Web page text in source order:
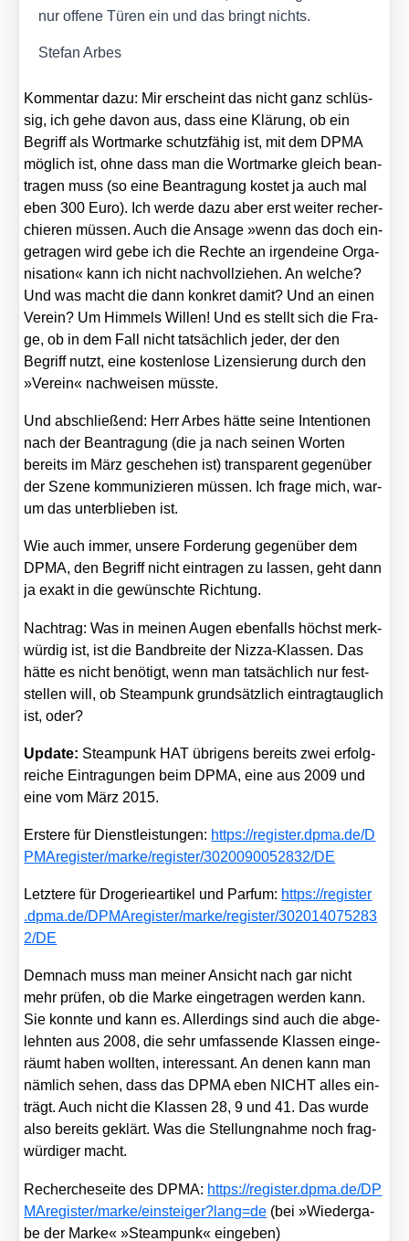
nur offe­ne Türen ein und das bringt nichts.
Ste­fan Arbes
Kom­men­tar dazu: Mir erscheint das nicht ganz schlüs­
sig, ich gehe davon aus, dass eine Klä­rung, ob ein
Begriff als Wort­mar­ke schutz­fä­hig ist, mit dem DPMA
mög­lich ist, ohne dass man die Wort­mar­ke gleich bean­
tra­gen muss (so eine Bean­tra­gung kos­tet ja auch mal
eben 300 Euro). Ich wer­de dazu aber erst wei­ter recher­
chie­ren müs­sen. Auch die Ansa­ge »wenn das doch ein­
ge­tra­gen wird gebe ich die Rech­te an irgend­ei­ne Orga­
ni­sa­ti­on« kann ich nicht nach­voll­zie­hen. An wel­che?
Und was macht die dann kon­kret damit? Und an einen
Ver­ein? Um Him­mels Wil­len! Und es stellt sich die Fra­
ge, ob in dem Fall nicht tat­säch­lich jeder, der den
Begriff nutzt, eine kos­ten­lo­se Lizen­sie­rung durch den
»Ver­ein« nach­wei­sen müss­te.
Und abschlie­ßend: Herr Arbes hät­te sei­ne Inten­tio­nen
nach der Bean­tra­gung (die ja nach sei­nen Wor­ten
bereits im März gesche­hen ist) trans­pa­rent gegen­über
der Sze­ne kom­mu­ni­zie­ren müs­sen. Ich fra­ge mich, war­
um das unter­blie­ben ist.
Wie auch immer, unse­re For­de­rung gegen­über dem
DPMA, den Begriff nicht ein­tra­gen zu las­sen, geht dann
ja exakt in die gewünsch­te Rich­tung.
Nach­trag: Was in mei­nen Augen eben­falls höchst merk­
wür­dig ist, ist die Band­brei­te der Niz­za-Klas­sen. Das
hät­te es nicht benö­tigt, wenn man tat­säch­lich nur fest­
stel­len will, ob Steam­punk grund­sätz­lich ein­trag­taug­lich
ist, oder?
Update: Steam­punk HAT übri­gens bereits zwei erfolg­
rei­che Ein­tra­gun­gen beim DPMA, eine aus 2009 und
eine vom März 2015.
Ers­te­re für Dienst­leis­tun­gen: https://​regis​ter​.dpma​.de/​D​
P​M​A​r​e​g​i​s​t​e​r​/​m​a​r​k​e​/​r​e​g​i​s​t​e​r​/​3​0​2​0​0​9​0​0​5​2​8​3​2​/DE
Letz­te­re für Dro­ge­rie­ar­ti­kel und Par­fum: https://​regis​ter​
.dpma​.de/​D​P​M​A​r​e​g​i​s​t​e​r​/​m​a​r​k​e​/​r​e​g​i​s​t​e​r​/​3​0​2​0​1​4​0​7​5​2​8​3​
2​/DE
Dem­nach muss man mei­ner Ansicht nach gar nicht
mehr prü­fen, ob die Mar­ke ein­ge­tra­gen wer­den kann.
Sie konn­te und kann es. Aller­dings sind auch die abge­
lehn­ten aus 2008, die sehr umfas­sen­de Klas­sen ein­ge­
räumt haben woll­ten, inter­es­sant. An denen kann man
näm­lich sehen, dass das DPMA eben NICHT alles ein­
trägt. Auch nicht die Klas­sen 28, 9 und 41. Das wur­de
also bereits geklärt. Was die Stel­lung­nah­me noch frag­
wür­di­ger macht.
Recher­che­sei­te des DPMA: https://​regis​ter​.dpma​.de/​D​P​
M​A​r​e​g​i​s​t​e​r​/​m​a​r​k​e​/​e​i​n​s​t​e​i​g​e​r​?​l​a​n​g​=de (bei »Wie­der­ga­
be der Mar­ke« »Steam­punk« ein­ge­ben)